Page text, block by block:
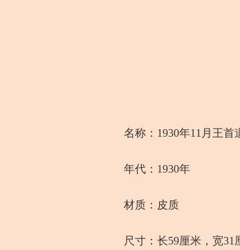
名称：1930年11月王首
年代：1930年
材质：皮质
尺寸：长59厘米，宽31